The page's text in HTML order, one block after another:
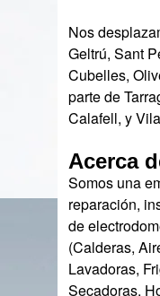
Nos
Geltrú, Sant
Cubelles,
parte de
Calafell, y
Acerca
Somos una
reparación,
de
(Calderas,
Lavadoras,
Secadoras,